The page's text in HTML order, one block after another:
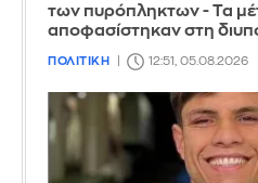
των πυρόπληκτων - Τα
αποφασίστηκαν στη
ΠΟΛΙΤΙΚΗ 12:51, 05.08.2026